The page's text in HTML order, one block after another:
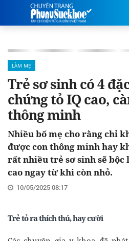
LÀM MẸ
Trẻ sơ sinh có 4
chứng tỏ IQ cao,
thông minh
Nhiều bố mẹ cho rằng chỉ
được con thông minh hay
rất nhiều trẻ sơ sinh sẽ bộc
cao ngay từ khi còn nhỏ.
10/05/2025 08:17
Trẻ tỏ ra thích thú, hay cười